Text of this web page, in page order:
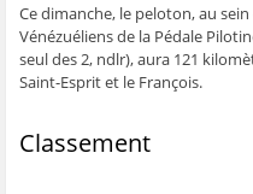
e
f
e
n
ê
t
f
e
n
ê
t
Ce dimanche, le peloton, au
Vénézuéliens de la Pédale
seul des 2, ndlr), aura 121
Saint-Esprit et le François.
Classement